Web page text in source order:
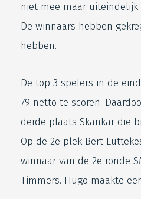
niet mee maar uiteindelijk
De winnaars hebben
hebben.
De top 3 spelers in de
79 netto te scoren.
derde plaats Skankar die
Op de 2e plek Bert
winnaar van de 2e ronde
Timmers. Hugo maakte